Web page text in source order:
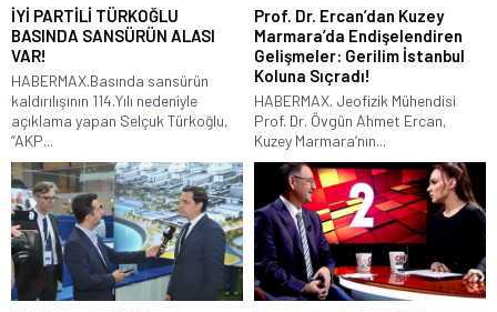
İYİ PARTİLİ TÜRKOĞLU
BASINDA SANSÜRÜN ALASI
VAR!
HABERMAX.Basında sansürün
kaldırılışının 114.Yılı nedeniyle
açıklama yapan Selçuk Türkoğlu,
“AKP...
Prof. Dr. Ercan’dan Kuzey
Marmara’da Endişelendiren
Gelişmeler: Gerilim İstanbul
Koluna Sıçradı!
HABERMAX. Jeofizik Mühendisi
Prof. Dr. Övgün Ahmet Ercan,
Kuzey Marmara’nın...